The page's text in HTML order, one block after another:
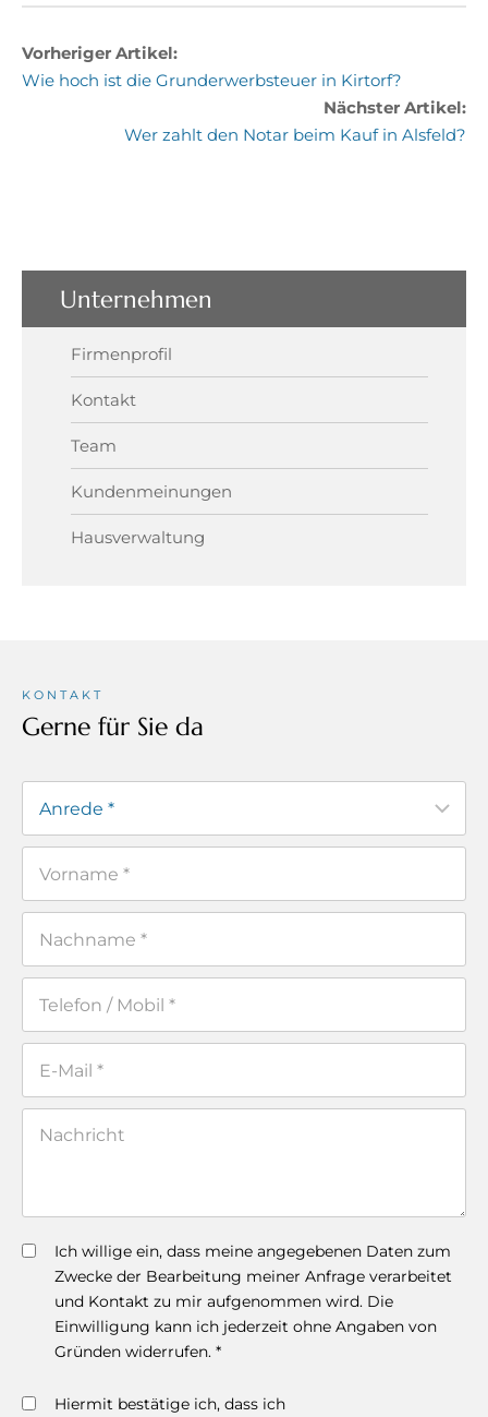
Vorheriger Artikel:
Wie hoch ist die Grunderwerbsteuer in Kirtorf?
Nächster Artikel:
Wer zahlt den Notar beim Kauf in Alsfeld?
Unternehmen
Firmenprofil
Kontakt
Team
Kundenmeinungen
Hausverwaltung
KONTAKT
Gerne für Sie da
Ich willige ein, dass meine angegebenen Daten zum
Zwecke der Bearbeitung meiner Anfrage verarbeitet
und Kontakt zu mir aufgenommen wird. Die
Einwilligung kann ich jederzeit ohne Angaben von
Gründen widerrufen. *
Hiermit bestätige ich, dass ich